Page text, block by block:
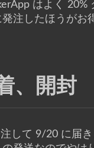
はよく 20%
発注したほうがお
、開封
して 9/20 に届き